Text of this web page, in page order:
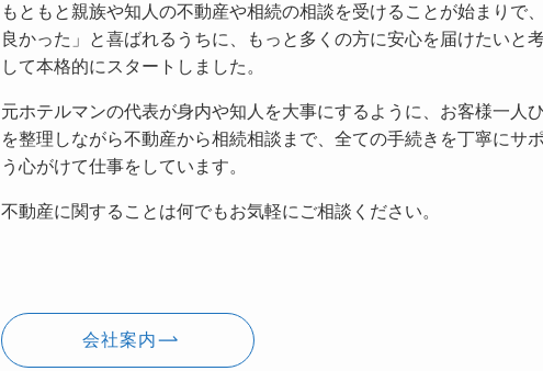
もともと親族や知人の不動産や相続の相談を受けることが始まりで
良かった」と喜ばれるうちに、もっと多くの方に安心を届けたいと
して本格的にスタートしました。
元ホテルマンの代表が身内や知人を大事にするように、お客様一人
を整理しながら不動産から相続相談まで、全ての手続きを丁寧にサ
う心がけて仕事をしています。
不動産に関することは何でもお気軽にご相談ください。
会社案内